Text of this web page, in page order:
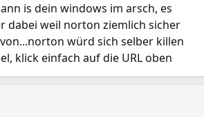
is dein windows im arsch, es
dabei weil norton ziemlich sicher
würd sich selber killen
klick einfach auf die URL oben